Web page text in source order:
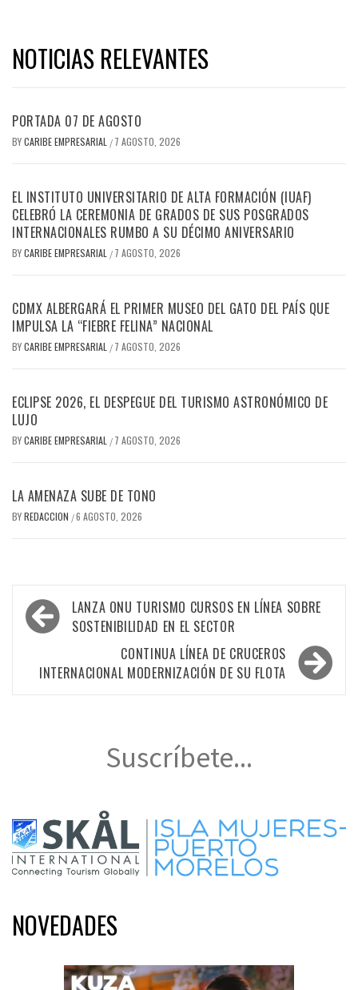
NOTICIAS RELEVANTES
PORTADA 07 DE AGOSTO
BYCARIBE EMPRESARIAL / 7 AGOSTO, 2026
EL INSTITUTO UNIVERSITARIO DE ALTA FORMACIÓN (IUAF)
CELEBRÓ LA CEREMONIA DE GRADOS DE SUS POSGRADOS
INTERNACIONALES RUMBO A SU DÉCIMO ANIVERSARIO
BYCARIBE EMPRESARIAL / 7 AGOSTO, 2026
CDMX ALBERGARÁ EL PRIMER MUSEO DEL GATO DEL PAÍS QUE
IMPULSA LA “FIEBRE FELINA” NACIONAL
BYCARIBE EMPRESARIAL / 7 AGOSTO, 2026
ECLIPSE 2026, EL DESPEGUE DEL TURISMO ASTRONÓMICO DE
LUJO
BYCARIBE EMPRESARIAL / 7 AGOSTO, 2026
LA AMENAZA SUBE DE TONO
BYREDACCION /6 AGOSTO, 2026
Navegación
de
entradas
LANZA ONU TURISMO CURSOS EN LÍNEA SOBRE
SOSTENIBILIDAD EN EL SECTOR
CONTINUA LÍNEA DE CRUCEROS
INTERNACIONAL MODERNIZACIÓN DE SU FLOTA
Suscríbete...
NOVEDADES